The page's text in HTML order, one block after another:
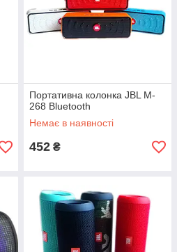
Портативна колонка JBL M-
268 Bluetooth
Немає в наявності
452 ₴